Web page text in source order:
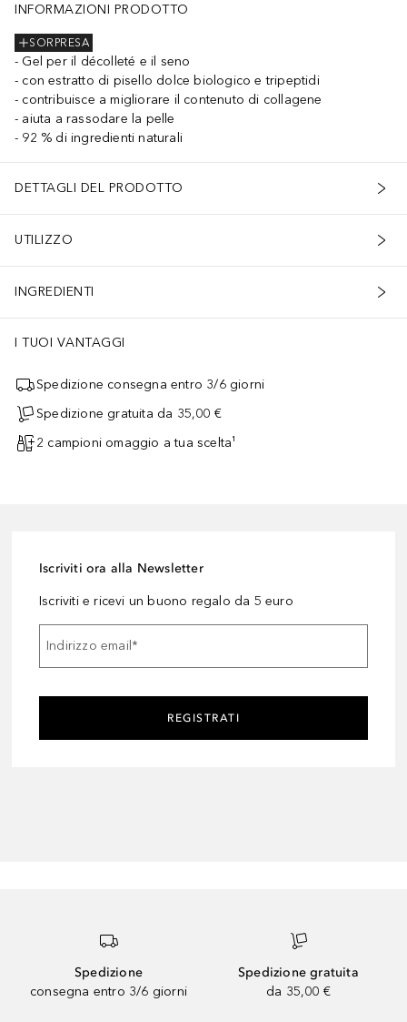
INFORMAZIONI PRODOTTO
SORPRESA
Gel per il décolleté e il seno
con estratto di pisello dolce biologico e tripeptidi
contribuisce a migliorare il contenuto di collagene
aiuta a rassodare la pelle
92 % di ingredienti naturali
DETTAGLI DEL PRODOTTO
UTILIZZO
INGREDIENTI
I TUOI VANTAGGI
Spedizione consegna entro 3/6 giorni
Spedizione gratuita da 35,00 €
2 campioni omaggio a tua scelta¹
Iscriviti ora alla Newsletter
Iscriviti e ricevi un buono regalo da 5 euro
Indirizzo email*
REGISTRATI
Spedizione
consegna entro 3/6 giorni
Spedizione gratuita
da 35,00 €